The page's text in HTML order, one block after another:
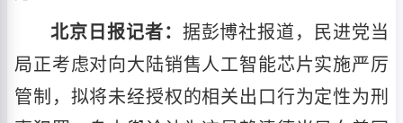
北京日报记者： 据彭博社报道，民进党当
局正考虑对向大陆销售人工智能芯片实施严厉
管制，拟将未经授权的相关出口行为定性为刑